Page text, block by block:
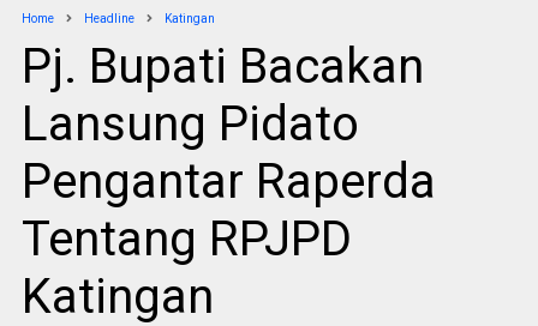
Home Headline Katingan
Pj. Bupati Bacakan
Lansung Pidato
Pengantar Raperda
Tentang RPJPD
Katingan